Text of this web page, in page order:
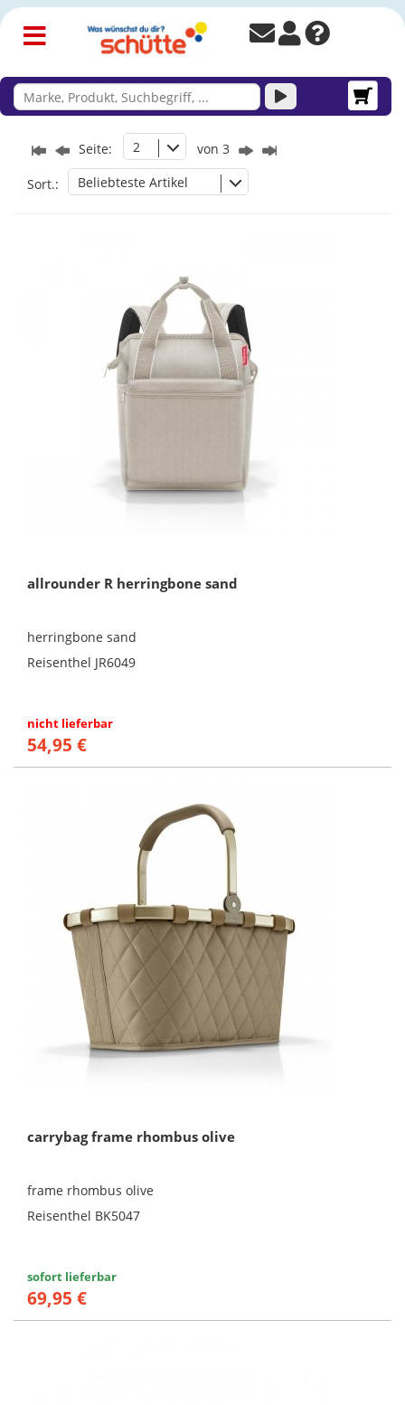
Seite: 2 von 3
Sort.: Beliebteste Artikel
allrounder R herringbone sand
herringbone sand
Reisenthel JR6049
nicht lieferbar
54,95 €
carrybag frame rhombus olive
frame rhombus olive
Reisenthel BK5047
sofort lieferbar
69,95 €